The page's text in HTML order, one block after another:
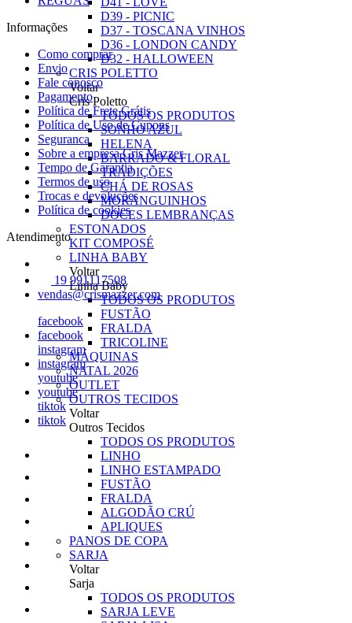
D39 - PICNIC
D37 - TOSCANA VINHOS
D36 - LONDON CANDY
D32 - HALLOWEEN
CRIS POLETTO
Voltar
Cris Poletto
TODOS OS PRODUTOS
SONHO AZUL
HELENA
BARRADO & FLORAL
TRADIÇÕES
CHÁ DE ROSAS
MORANGUINHOS
DOCES LEMBRANÇAS
ESTONADOS
KIT COMPOSÉ
LINHA BABY
Voltar
Linha Baby
TODOS OS PRODUTOS
FUSTÃO
FRALDA
TRICOLINE
MÁQUINAS
NATAL 2026
OUTLET
OUTROS TECIDOS
Voltar
Outros Tecidos
TODOS OS PRODUTOS
LINHO
LINHO ESTAMPADO
FUSTÃO
FRALDA
ALGODÃO CRÚ
APLIQUES
PANOS DE COPA
SARJA
Voltar
Sarja
TODOS OS PRODUTOS
SARJA LEVE
Informações
Como comprar
Envio
Fale conosco
Pagamento
Política de Frete Grátis
Política de Uso de Cupons
Seguranca
Sobre a empresa Cris Mazzer
Tempo de Garantia
Termos de uso
Trocas e devoluções
Política de cookies
Atendimento
19 991117508
vendas@crismazzer.com
facebook
facebook
instagram
instagram
youtube
youtube
tiktok
tiktok